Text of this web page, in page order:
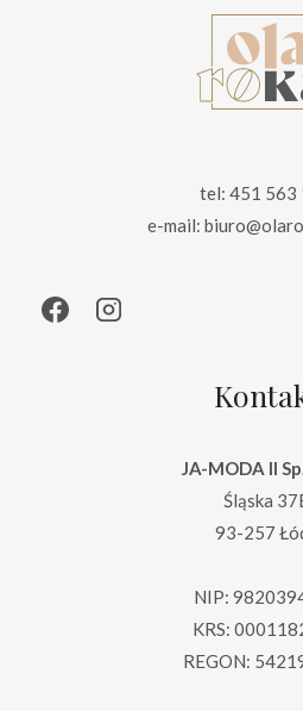
tel: 451 563
e-mail:
JA-MODA II
Śląska
93-257
NIP:
KRS:
REGON: